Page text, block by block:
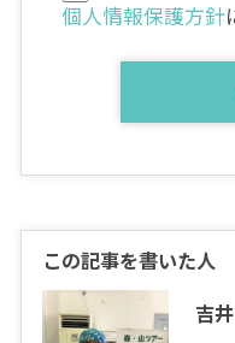
個人情報保護方針
この記事を書いた人
吉